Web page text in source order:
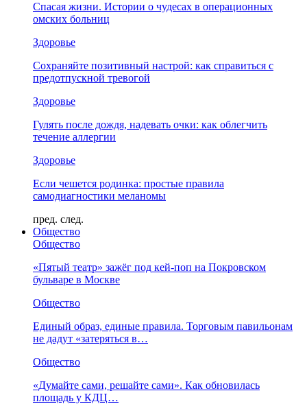
Спасая жизни. Истории о чудесах в операционных
омских больниц
Здоровье
Сохраняйте позитивный настрой: как справиться с
предотпускной тревогой
Здоровье
Гулять после дождя, надевать очки: как облегчить
течение аллергии
Здоровье
Если чешется родинка: простые правила
самодиагностики меланомы
пред. след.
Общество
Общество
«Пятый театр» зажёг под кей-поп на Покровском
бульваре в Москве
Общество
Единый образ, единые правила. Торговым павильонам
не дадут «затеряться в…
Общество
«Думайте сами, решайте сами». Как обновилась
площадь у КДЦ…